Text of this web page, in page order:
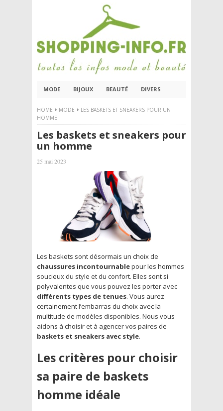
MODE BIJOUX BEAUTÉ DIVERS
HOME MODE
LES BASKETS ET SNEAKERS POUR UN
HOMME
Les baskets et sneakers pour
un homme
25 mai 2023
Les baskets sont désormais un choix de
chaussures incontournablepour les hommes
soucieux du style et du confort. Elles sont si
polyvalentes que vous pouvez les porter avec
différents types de tenues. Vous aurez
certainement l’embarras du choix avec la
multitude de modèles disponibles. Nous vous
aidons à choisir et à agencer vos paires de
baskets et sneakers avec style.
Les critères pour choisir
sa paire de baskets
homme idéale